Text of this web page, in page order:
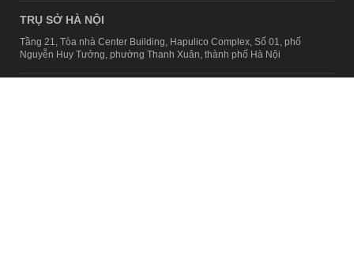
TRỤ SỞ HÀ NỘI
Tầng 21, Tòa nhà Center Building, Hapulico Complex, Số 01, phố
Nguyễn Huy Tưởng, phường Thanh Xuân, thành phố Hà Nội